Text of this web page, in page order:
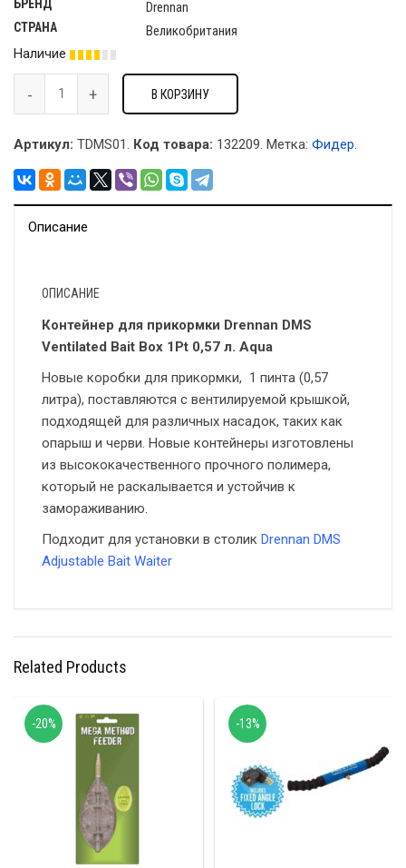
БРЕНД Drennan
СТРАНА
Великобритания
Наличие
В КОРЗИНУ
Артикул: TDMS01. Код товара: 132209. Метка: Фидер.
Описание
ОПИСАНИЕ
Контейнер для прикормки Drennan DMS
Ventilated Bait Box 1Pt 0,57 л. Aqua
Новые коробки для прикормки, 1 пинта (0,57
литра), поставляются с вентилируемой крышкой,
подходящей для различных насадок, таких как
опарыш и черви. Новые контейнеры изготовлены
из высококачественного прочного полимера,
который не раскалывается и устойчив к
замораживанию.
Подходит для установки в столик Drennan DMS
Adjustable Bait Waiter
Related Products
-20% -13%